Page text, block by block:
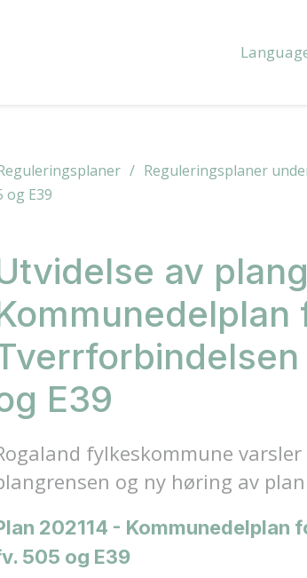
Reguleringsplaner
og E39
av
E39
fylkeskommune
og ny høring av
202114 -
505 og E39